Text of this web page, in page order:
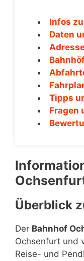
Infos
Daten
Tipps
Fragen
Überblick
Der Bahnhof
Ochsenfurt und
Reise- und